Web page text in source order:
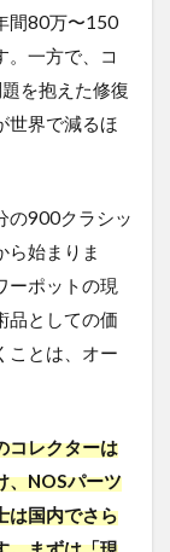
間80万〜150
。一方で、コ
を抱えた修復
世界で減るほ
の900クラシッ
ら始まりま
ーポットの現
品としての価
ことは、オー
コレクターは
、NOSパーツ
は国内でさら